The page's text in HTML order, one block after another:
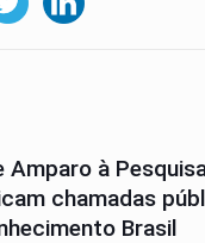
Amparo à
chamadas
Brasil